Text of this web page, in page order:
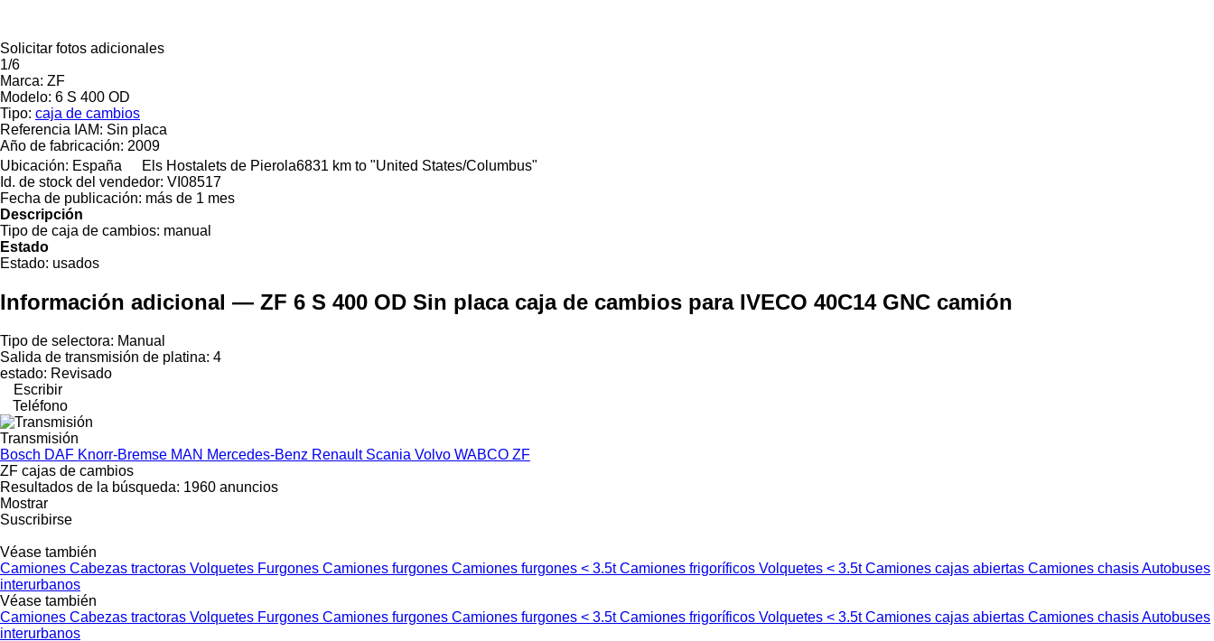
Solicitar fotos adicionales
1/6
Marca: ZF
Modelo: 6 S 400 OD
Tipo: caja de cambios
Referencia IAM: Sin placa
Año de fabricación: 2009
Ubicación: España Els Hostalets de Pierola6831 km to "United States/Columbus"
Id. de stock del vendedor: VI08517
Fecha de publicación: más de 1 mes
Descripción
Tipo de caja de cambios: manual
Estado
Estado: usados
Información adicional — ZF 6 S 400 OD Sin placa caja de cambios para IVECO 40C14 GNC camión
Tipo de selectora: Manual
Salida de transmisión de platina: 4
estado: Revisado
Escribir
Teléfono
Transmisión
Bosch DAF Knorr-Bremse MAN Mercedes-Benz Renault Scania Volvo WABCO ZF
ZF cajas de cambios
Resultados de la búsqueda: 1960 anuncios
Mostrar
Suscribirse
Véase también
Camiones Cabezas tractoras Volquetes Furgones Camiones furgones Camiones furgones < 3.5tCamiones frigoríficos Volquetes < 3.5tCamiones cajas abiertas Camiones chasisAutobuses
interurbanos
Véase también
Camiones Cabezas tractoras Volquetes Furgones Camiones furgones Camiones furgones < 3.5tCamiones frigoríficos Volquetes < 3.5tCamiones cajas abiertas Camiones chasisAutobuses
interurbanos